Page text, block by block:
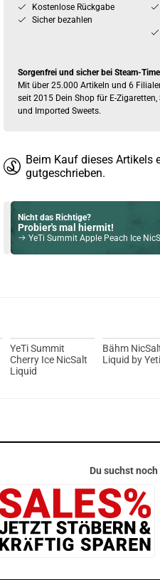
Kostenlose Rückgabe
Sicher bezahlen
Sorgenfrei und sicher bei Steam-
Mit über 25.000 Artikeln und 6
seit 2015 Dein Shop für E-Zigaretten,
und Imported Sweets.
Beim Kauf dieses Artikels
gutgeschrieben.
Nicht das Richtige?
Probier's mal hiermit!
YeTi Summit Apple Peach Ice NicSalt Liquid 10ml /
YeTi Summit
Cherry Ice NicSalt
Liquid
Bähm
Liquid by Yeti
Du suchst